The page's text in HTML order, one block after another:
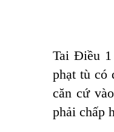
Tai Điều 1
phạt tù có
căn cứ
phải chấp